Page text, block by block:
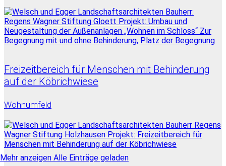
Freizeitbereich für Menschen mit Behinderung
auf der Köbrichwiese
Wohnumfeld
Mehr anzeigen Alle Einträge geladen